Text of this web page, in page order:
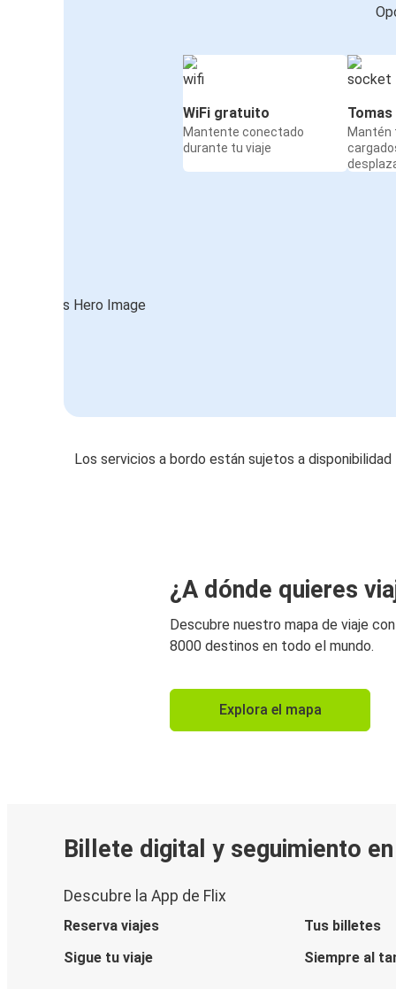
WiFi gratuito
Mantente conectado
durante tu viaje
Mantén
Los servicios a bordo están sujetos a disponibilidad
¿A dónde quieres
Descubre nuestro mapa de viaje
8000 destinos en todo el mundo.
Explora el mapa
Billete digital y seguimiento
Descubre la App de Flix
Reserva viajes
Tus billetes
Sigue tu viaje
Siempre al